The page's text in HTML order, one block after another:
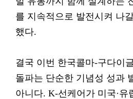
를 지속적으로 발전시켜 나
했다.
결국 이번 한국콜마-구다이
돌파는 단순한 기념성 성과
아니다. K-선케어가 미국·유